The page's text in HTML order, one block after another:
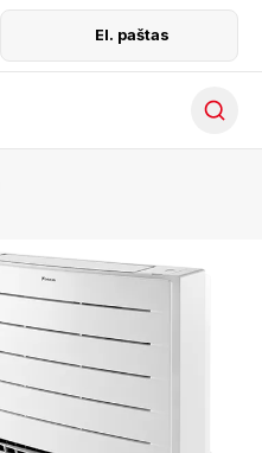
El. paštas